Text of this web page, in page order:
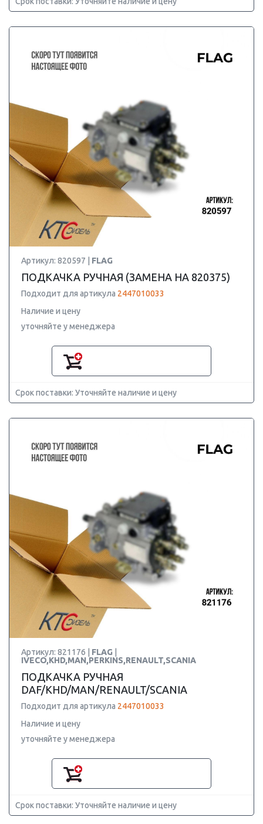
Артикул: 820597 | FLAG
ПОДКАЧКА РУЧНАЯ (ЗАМЕНА НА 820375)
Подходит для артикула 2447010033
Наличие и цену
уточняйте у менеджера
Срок поставки: Уточняйте наличие и цену
Артикул: 821176 | FLAG
IVECO,KHD,MAN,PERKINS,RENAULT,SCANIA
ПОДКАЧКА РУЧНАЯ
DAF/KHD/MAN/RENAULT/SCANIA
Подходит для артикула 2447010033
Наличие и цену
уточняйте у менеджера
Срок поставки: Уточняйте наличие и цену